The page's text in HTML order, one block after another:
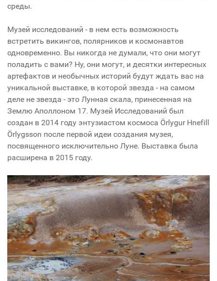
среды.
Музей исследований - в нем есть возможность
встретить викингов, полярников и космонавтов
одновременно. Вы никогда не думали, что они могут
поладить с вами? Ну, они могут, и десятки интересных
артефактов и необычных историй будут ждать вас на
уникальной выставке, в которой звезда - на самом
деле не звезда - это Лунная скала, принесенная на
Землю Аполлоном 17. Музей Исследований был
создан в 2014 году энтузиастом космоса Örlygur Hnefill
Örlygsson после первой идеи создания музея,
посвященного исключительно Луне. Выставка была
расширена в 2015 году.